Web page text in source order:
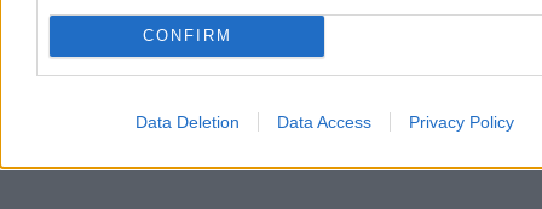
CONFIRM
Data Deletion Data Access Privacy Policy